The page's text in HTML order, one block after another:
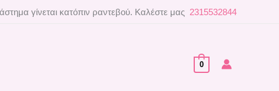
γίνεται κατόπιν ραντεβού. Καλέστε μας 2315532844
0